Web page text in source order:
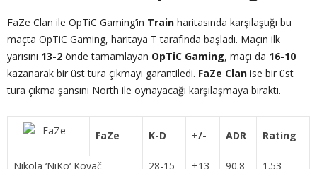
FaZe Clan ile OpTiC Gaming’in Train haritasında karşılaştığı bu
maçta OpTiC Gaming, haritaya T tarafında başladı. Maçın ilk
yarısını 13-2 önde tamamlayan OpTiC Gaming, maçı da 16-10
kazanarak bir üst tura çıkmayı garantiledi. FaZe Clan ise bir üst
tura çıkma şansını North ile oynayacağı karşılaşmaya bıraktı.
FaZe K-D +/- ADR Rating
Nikola ‘NiKo‘ Kovač 28-15 +13 90.8
1.53